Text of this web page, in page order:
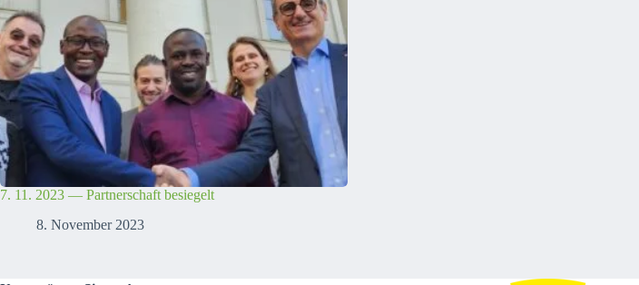
7. 11. 2023 — Partnerschaft besiegelt
8. November 2023